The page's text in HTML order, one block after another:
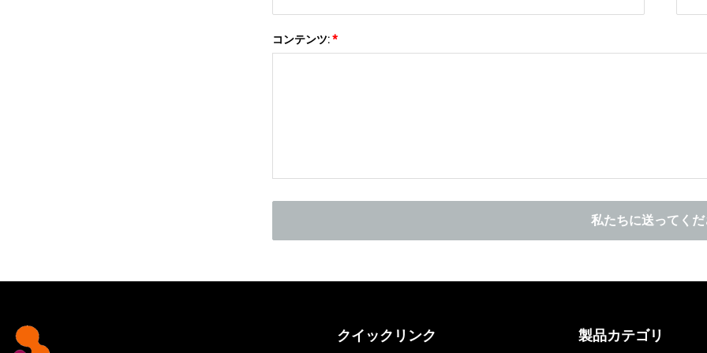
コンテンツ:*
私たちに送ってく
クイックリンク 製品カテゴリ